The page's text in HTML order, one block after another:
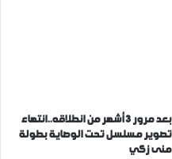
بعد مرور 3 أشهر من انطلاقه..انتهاء
تصوير مسلسل تحت الوصاية بطولة
منى زكي